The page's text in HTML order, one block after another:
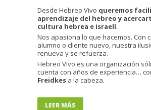
Desde Hebreo Vivo queremos
aprendizaje del hebreo y
cultura hebrea e israelí.
Nos apasiona lo que hacemos. Con
alumno o cliente nuevo, nuestra
renueva y se refuerza.
Hebreo Vivo es una organización
cuenta con años de experiencia…
Freidkes a la cabeza.
LEER MÁS